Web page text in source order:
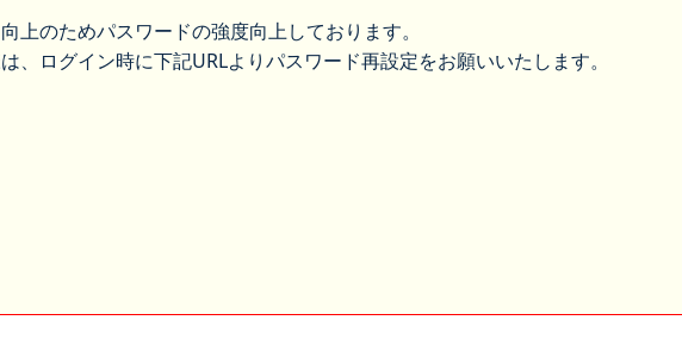
上のためパスワードの強度向上しております。
、ログイン時に下記URLよりパスワード再設定をお願いいたします。